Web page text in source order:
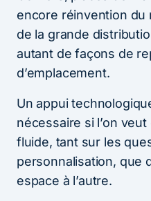
encore réinvention du
de la grande
autant de façons de
d’emplacement.
Un appui
nécessaire si l’on
fluide, tant sur les
personnalisation, que
espace à l’autre.